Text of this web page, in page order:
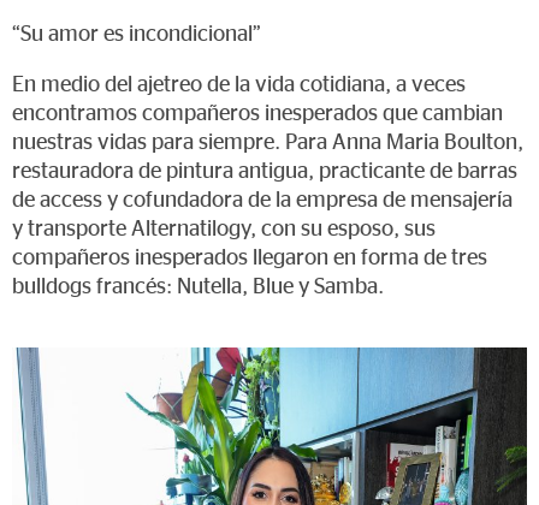
“Su amor es incondicional”
En medio del ajetreo de la vida cotidiana, a veces
encontramos compañeros inesperados que cambian
nuestras vidas para siempre. Para Anna Maria Boulton,
restauradora de pintura antigua, practicante de barras
de access y cofundadora de la empresa de mensajería
y transporte Alternatilogy, con su esposo, sus
compañeros inesperados llegaron en forma de tres
bulldogs francés: Nutella, Blue y Samba.